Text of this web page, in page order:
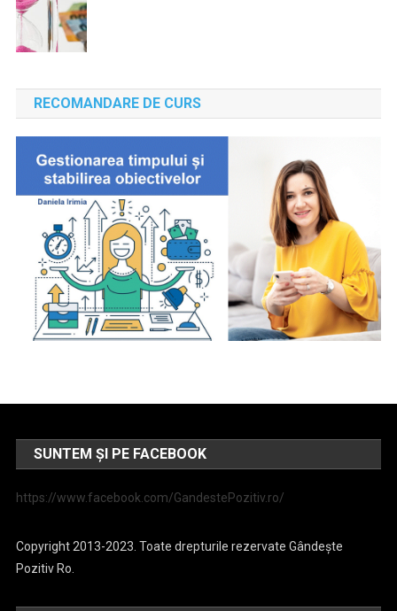
RECOMANDARE DE CURS
SUNTEM ȘI PE FACEBOOK
https://www.facebook.com/GandestePozitiv.ro/
Copyright 2013-2023. Toate drepturile rezervate Gândește
Pozitiv Ro.